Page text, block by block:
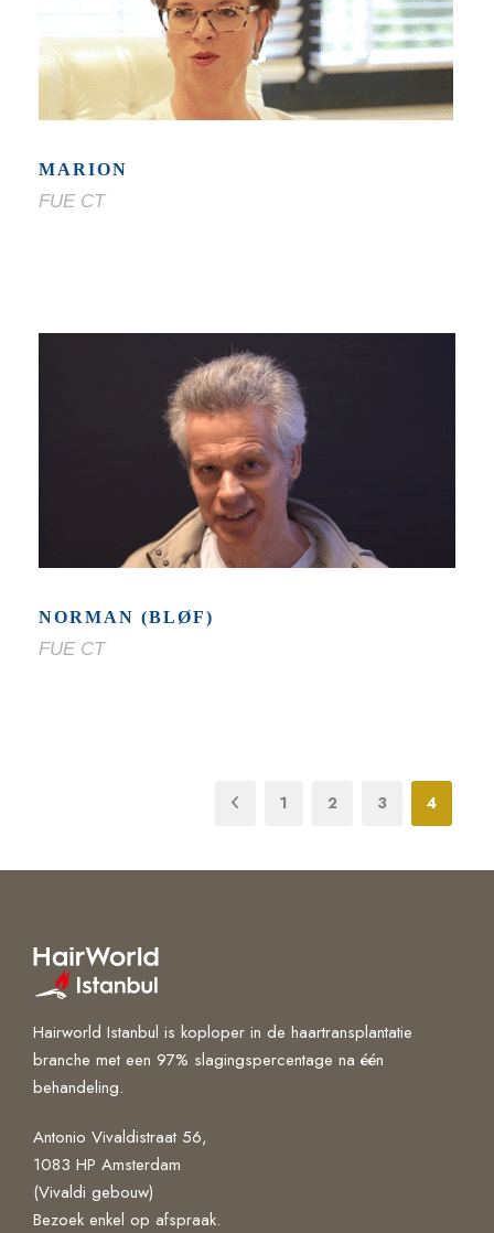
MARION
FUE CT
NORMAN (BLØF)
FUE CT
1 2 3 4
Hairworld Istanbul is koploper in de haartransplantatie
branche met een 97% slagingspercentage na één
behandeling.
Antonio Vivaldistraat 56,
1083 HP Amsterdam
(Vivaldi gebouw)
Bezoek enkel op afspraak.